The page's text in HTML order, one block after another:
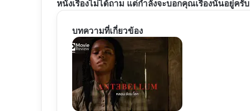
หนังเรื่องไม่ได้ถาม แต่กำลังจะบอกคุณเรื่องนั้นอยู่ครับ
บทความที่เกี่ยวข้อง